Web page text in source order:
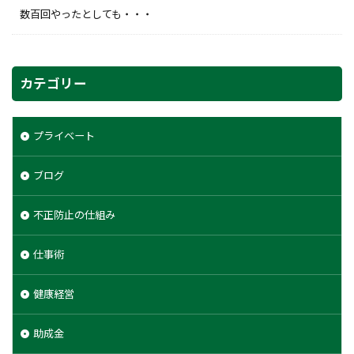
数百回やったとしても・・・
カテゴリー
プライベート
ブログ
不正防止の仕組み
仕事術
健康経営
助成金